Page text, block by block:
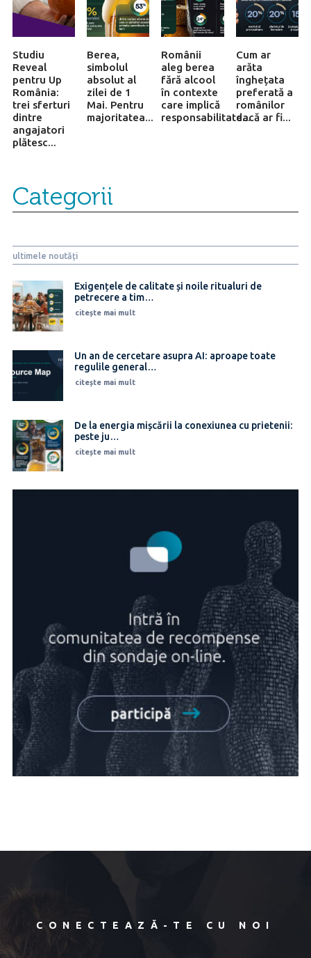
Studiu
Reveal
pentru Up
România:
trei sferturi
dintre
angajatori
plătesc...
Berea,
simbolul
absolut al
zilei de 1
Mai. Pentru
majoritatea...
Românii
aleg berea
fără alcool
în contexte
care implică
responsabilitate...
Cum ar
arăta
înghețata
preferată a
românilor
dacă ar fi...
Categorii
ultimele noutăți
Exigențele de calitate și noile ritualuri de
petrecere a tim…
citește mai mult
Un an de cercetare asupra AI: aproape toate
regulile general…
citește mai mult
De la energia mișcării la conexiunea cu prietenii:
peste ju…
citește mai mult
CONECTEAZĂ-TE CU NOI